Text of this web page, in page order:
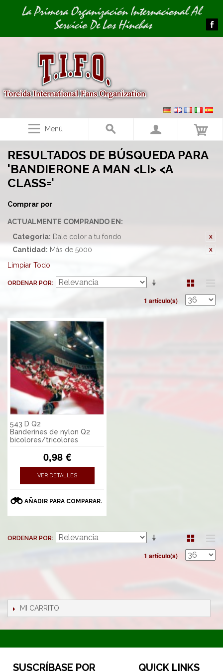
Image 01La Primera Organización Internacional Al
Servicio De Los Hinchas
Menú
RESULTADOS DE BÚSQUEDA PARA
'BANDIERONE A MAN <LI> <A
CLASS='
Comprar por
ACTUALMENTE COMPRANDO EN:
Categoría: Dale color a tu fondo
Cantidad: Más de 5000
Limpiar Todo
ORDENAR POR
1 artículo(s)
543 D Q2
Banderines de nylon Q2
bicolores/tricolores
0,98 €
VER DETALLES
AÑADIR PARA COMPARAR.
ORDENAR POR
1 artículo(s)
MI CARRITO
SUSCRÍBASE POR QUICK LINKS